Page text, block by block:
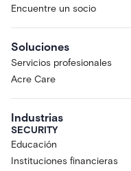
Encuentre un socio
Soluciones
Servicios profesionales
Acre Care
Industrias
SECURITY
Educación
Instituciones financieras